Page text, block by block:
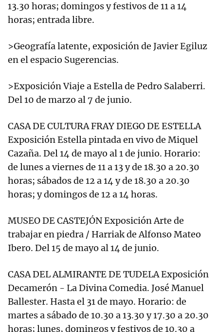
13.30 horas; domingos y festivos de 11 a 14
horas; entrada libre.
>Geografía latente, exposición de Javier Egiluz
en el espacio Sugerencias.
>Exposición Viaje a Estella de Pedro Salaberri.
Del 10 de marzo al 7 de junio.
CASA DE CULTURA FRAY DIEGO DE ESTELLA
Exposición Estella pintada en vivo de Miquel
Cazaña. Del 14 de mayo al 1 de junio. Horario:
de lunes a viernes de 11 a 13 y de 18.30 a 20.30
horas; sábados de 12 a 14 y de 18.30 a 20.30
horas; y domingos de 12 a 14 horas.
MUSEO DE CASTEJÓN Exposición Arte de
trabajar en piedra / Harriak de Alfonso Mateo
Ibero. Del 15 de mayo al 14 de junio.
CASA DEL ALMIRANTE DE TUDELA Exposición
Decamerón - La Divina Comedia. José Manuel
Ballester. Hasta el 31 de mayo. Horario: de
martes a sábado de 10.30 a 13.30 y 17.30 a 20.30
horas; lunes, domingos y festivos de 10.30 a